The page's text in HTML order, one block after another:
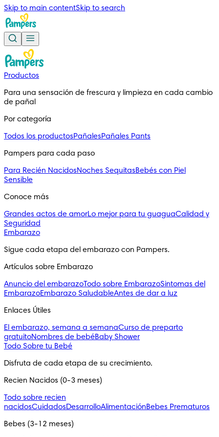
Skip to main contentSkip to search
Productos
Para una sensación de frescura y limpieza en cada cambio
de pañal
Por categoría
Todos los productosPañalesPañales Pants
Pampers para cada paso
Para Recién NacidosNoches SequitasBebés con Piel
Sensible
Conoce más
Grandes actos de amorLo mejor para tu guaguaCalidad y
Seguridad
Embarazo
Sigue cada etapa del embarazo con Pampers.
Artículos sobre Embarazo
Anuncio del embarazoTodo sobre EmbarazoSintomas del
EmbarazoEmbarazo SaludableAntes de dar a luz
Enlaces Útiles
El embarazo, semana a semanaCurso de preparto
gratuitoNombres de bebéBaby Shower
Todo Sobre tu Bebé
Disfruta de cada etapa de su crecimiento.
Recien Nacidos (0-3 meses)
Todo sobre recien
nacidosCuidadosDesarrolloAlimentaciónBebes Prematuros
Bebes (3-12 meses)